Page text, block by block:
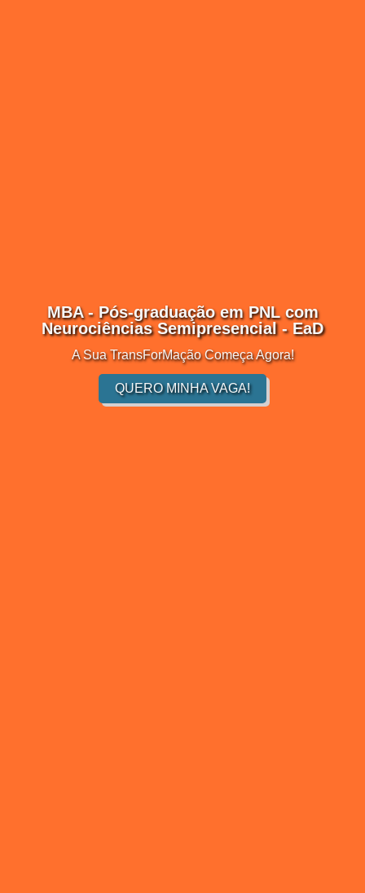
MBA - Pós-graduação em PNL com
Neurociências Semipresencial - EaD
A Sua TransForMação Começa Agora!
QUERO MINHA VAGA!